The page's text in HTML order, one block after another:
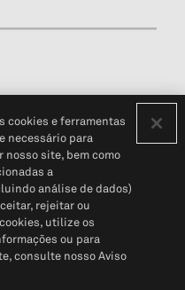
do cliente (em inglês)
© 2026 S&P Global
cookies e ferramentas
necessário para
site, bem como
a
análise de dados)
rejeitar ou
utilize os
ou para
consulte nosso Aviso